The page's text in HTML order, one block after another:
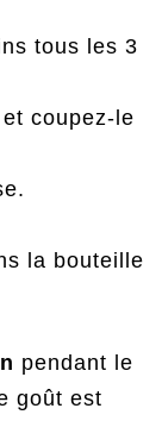
tous les 3
coupez-le
la bouteille
pendant le
goût est